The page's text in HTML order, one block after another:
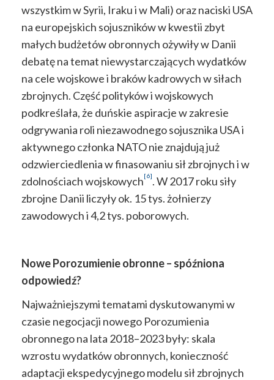
wszystkim w Syrii, Iraku i w Mali) oraz naciski USA
na europejskich sojuszników w kwestii zbyt
małych budżetów obronnych ożywiły w Danii
debatę na temat niewystarczających wydatków
na cele wojskowe i braków kadrowych w siłach
zbrojnych. Część polityków i wojskowych
podkreślała, że duńskie aspiracje w zakresie
odgrywania roli niezawodnego sojusznika USA i
aktywnego członka NATO nie znajdują już
odzwierciedlenia w finasowaniu sił zbrojnych i w
zdolnościach wojskowych[6]. W 2017 roku siły
zbrojne Danii liczyły ok. 15 tys. żołnierzy
zawodowych i 4,2 tys. poborowych.
Nowe Porozumienie obronne – spóźniona
odpowiedź?
Najważniejszymi tematami dyskutowanymi w
czasie negocjacji nowego Porozumienia
obronnego na lata 2018–2023 były: skala
wzrostu wydatków obronnych, konieczność
adaptacji ekspedycyjnego modelu sił zbrojnych